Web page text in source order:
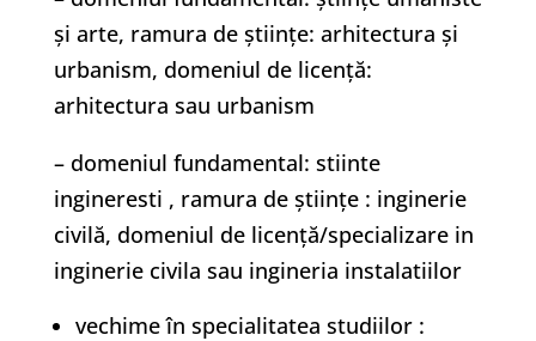
și arte, ramura de științe: arhitectura și
urbanism, domeniul de licență:
arhitectura sau urbanism
– domeniul fundamental: stiinte
ingineresti , ramura de științe : inginerie
civilă, domeniul de licență/specializare in
inginerie civila sau ingineria instalatiilor
vechime în specialitatea studiilor :